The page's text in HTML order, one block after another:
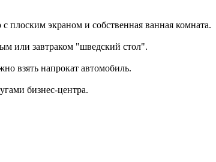
плоским экраном и собственная ванная комната.
или завтраком "шведский стол".
взять напрокат автомобиль.
бизнес-центра.